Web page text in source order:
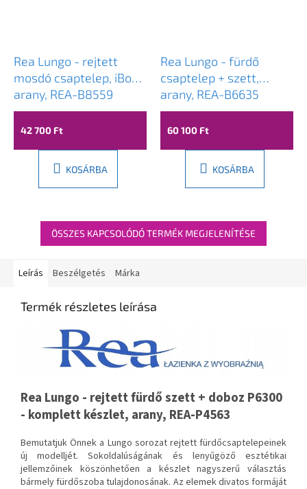
Rea Lungo - rejtett
mosdó csaptelep, iBox,
arany, REA-B8559
42 700 Ft
KOSÁRBA
Rea Lungo - fürdő
csaptelep + szett,
arany, REA-B6635
60 100 Ft
KOSÁRBA
ÖSSZES KAPCSOLÓDÓ TERMÉK MEGJELENÍTÉSE
Leírás Beszélgetés Márka
Termék részletes leírása
Rea Lungo - rejtett fürdő szett + doboz P6300
- komplett készlet, arany, REA-P4563
Bemutatjuk Önnek a Lungo sorozat rejtett fürdőcsaptelepeinek
új modelljét. Sokoldalúságának és lenyűgöző esztétikai
jellemzőinek köszönhetően a készlet nagyszerű választás
bármely fürdőszoba tulajdonosának. Az elemek divatos formáját